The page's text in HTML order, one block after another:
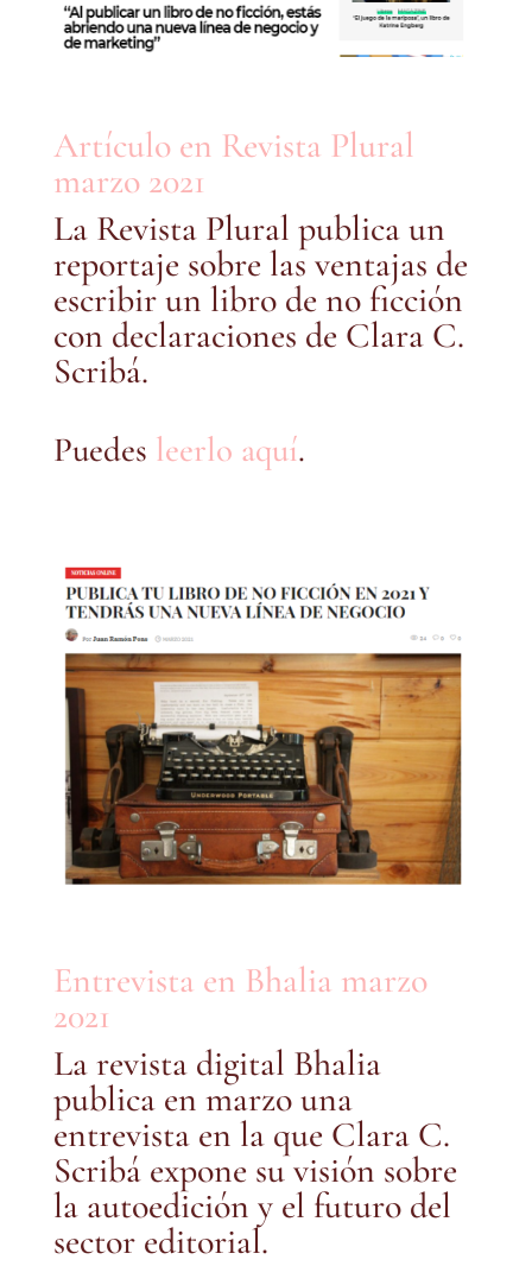
Artículo en Revista Plural
marzo 2021
La Revista Plural publica un
reportaje sobre las ventajas de
escribir un libro de no ficción
con declaraciones de Clara C.
Scribá.
Puedes leerlo aquí.
Entrevista en Bhalia marzo
2021
La revista digital Bhalia
publica en marzo una
entrevista en la que Clara C.
Scribá expone su visión sobre
la autoedición y el futuro del
sector editorial.